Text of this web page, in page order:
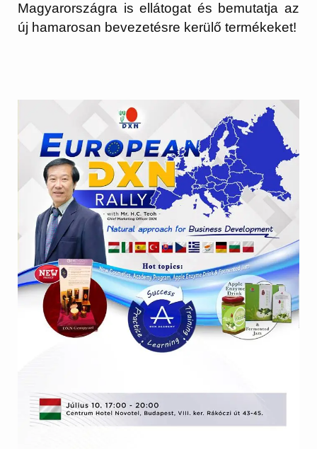
Magyarországra is ellátogat és bemutatja az
új hamarosan bevezetésre kerülő termékeket!